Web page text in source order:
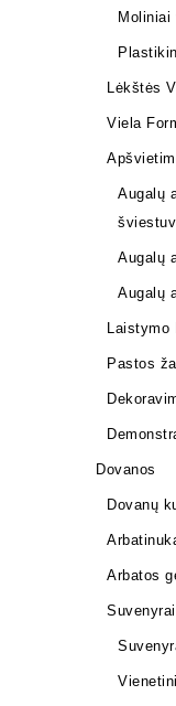
Moliniai
Lėkštės
Viela
Augalų
Augalų
Augalų
Laistymo
Pastos
Dovanos
Dovanų
Arbatos
Suvenyrai